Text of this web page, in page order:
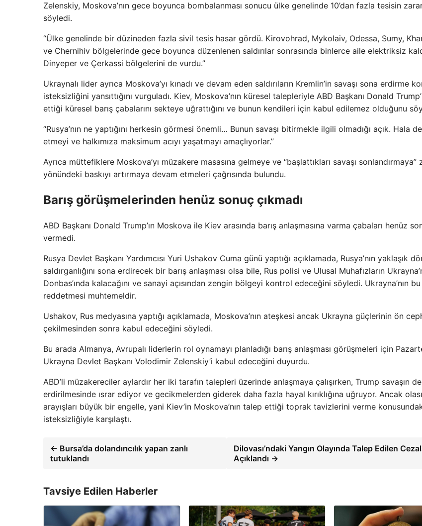
Zelenskiy, Moskova’nın gece boyunca bombalanması sonucu ülke genelinde 10’dan fazla tesisin
söyledi.
“Ülke genelinde bir düzineden fazla sivil tesis hasar gördü. Kirovohrad, Mykolaiv, Odessa, Sumy,
ve Chernihiv bölgelerinde gece boyunca düzenlenen saldırılar sonrasında binlerce aile elektriksiz
Dinyeper ve Çerkassi bölgelerini de vurdu.”
Ukraynalı lider ayrıca Moskova’yı kınadı ve devam eden saldırıların Kremlin’in savaşı sona erdirme
isteksizliğini yansıttığını vurguladı. Kiev, Moskova’nın küresel talepleriyle ABD Başkanı Donald
ettiği küresel barış çabalarını sekteye uğrattığını ve bunun kendileri için kabul edilemez olduğunu
“Rusya’nın ne yaptığını herkesin görmesi önemli… Bunun savaşı bitirmekle ilgili olmadığı açık. Hala
etmeyi ve halkımıza maksimum acıyı yaşatmayı amaçlıyorlar.”
Ayrıca müttefiklere Moskova’yı müzakere masasına gelmeye ve “başlattıkları savaşı sonlandırmaya”
yönündeki baskıyı artırmaya devam etmeleri çağrısında bulundu.
Barış görüşmelerinden henüz sonuç çıkmadı
ABD Başkanı Donald Trump’ın Moskova ile Kiev arasında barış anlaşmasına varma çabaları henüz
vermedi.
Rusya Devlet Başkanı Yardımcısı Yuri Ushakov Cuma günü yaptığı açıklamada, Rusya’nın yaklaşık
saldırganlığını sona erdirecek bir barış anlaşması olsa bile, Rus polisi ve Ulusal Muhafızların
Donbas’ında kalacağını ve sanayi açısından zengin bölgeyi kontrol edeceğini söyledi. Ukrayna’nın
reddetmesi muhtemeldir.
Ushakov, Rus medyasına yaptığı açıklamada, Moskova’nın ateşkesi ancak Ukrayna güçlerinin ön
çekilmesinden sonra kabul edeceğini söyledi.
Bu arada Almanya, Avrupalı ​​liderlerin rol oynamayı planladığı barış anlaşması görüşmeleri için
Ukrayna Devlet Başkanı Volodimir Zelenskiy’i kabul edeceğini duyurdu.
ABD’li müzakereciler aylardır her iki tarafın talepleri üzerinde anlaşmaya çalışırken, Trump savaşın
erdirilmesinde ısrar ediyor ve gecikmelerden giderek daha fazla hayal kırıklığına uğruyor. Ancak
arayışları büyük bir engelle, yani Kiev’in Moskova’nın talep ettiği toprak tavizlerini verme
isteksizliğiyle karşılaştı.
← Bursa’da dolandırıcılık yapan zanlı
tutuklandı
Dilovası’ndaki Yangın Olayında Talep Edilen
Açıklandı →
Tavsiye Edilen Haberler